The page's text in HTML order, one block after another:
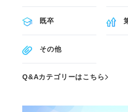
既卒
その他
Q&Aカテゴリーはこちら